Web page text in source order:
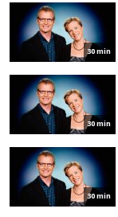
30 min
30 min
30 min